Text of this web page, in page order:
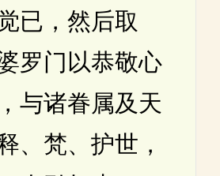
已，然后取
罗门以恭敬心
与诸眷属及天
、梵、护世，